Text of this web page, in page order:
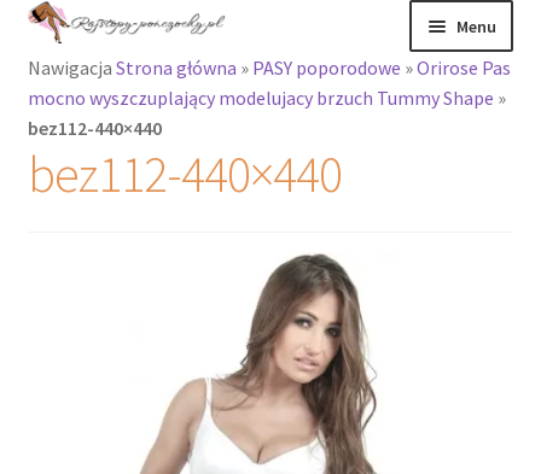
Przejdź
nawigacji
Przejdź
treści
Menu
Rajstopy
Rozwiń
menu
potomne
Nawigacja Strona główna » PASY poporodowe »Orirose Pas
mocno wyszczuplający modelujacy brzuch Tummy Shape »
bez112-440×440
bez112-440×440